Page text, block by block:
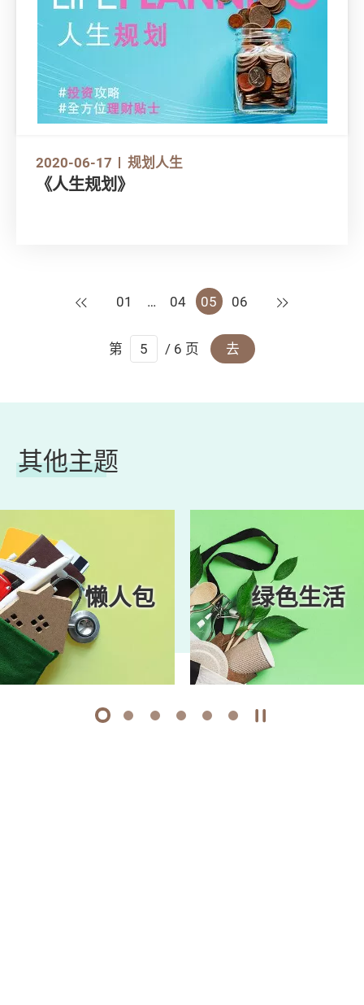
2020-06-17 规划人生
《人生规划》
上一页
01 … 04 05 06 下一页
第 / 6 页 去
其他主题
懒人包 绿色生活
1 2 3 4 5 6 开始/暂停幻灯